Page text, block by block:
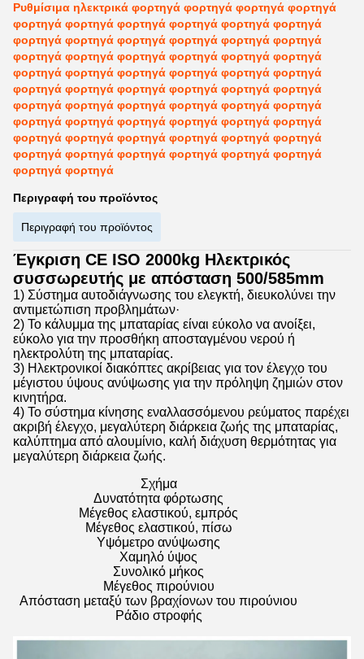
Ρυθμίσιμα ηλεκτρικά φορτηγά φορτηγά φορτηγά φορτηγά
φορτηγά φορτηγά φορτηγά φορτηγά φορτηγά φορτηγά
φορτηγά φορτηγά φορτηγά φορτηγά φορτηγά φορτηγά
φορτηγά φορτηγά φορτηγά φορτηγά φορτηγά φορτηγά
φορτηγά φορτηγά φορτηγά φορτηγά φορτηγά φορτηγά
φορτηγά φορτηγά φορτηγά φορτηγά φορτηγά φορτηγά
φορτηγά φορτηγά φορτηγά φορτηγά φορτηγά φορτηγά
φορτηγά φορτηγά φορτηγά φορτηγά φορτηγά φορτηγά
φορτηγά φορτηγά φορτηγά φορτηγά φορτηγά φορτηγά
φορτηγά φορτηγά φορτηγά φορτηγά φορτηγά φορτηγά
φορτηγά φορτηγά
Περιγραφή του προϊόντος
Περιγραφή του προϊόντος
Έγκριση CE ISO 2000kg Ηλεκτρικός
συσσωρευτής με απόσταση 500/585mm
1) Σύστημα αυτοδιάγνωσης του ελεγκτή, διευκολύνει την
αντιμετώπιση προβλημάτων·
2) Το κάλυμμα της μπαταρίας είναι εύκολο να ανοίξει,
εύκολο για την προσθήκη αποσταγμένου νερού ή
ηλεκτρολύτη της μπαταρίας.
3) Ηλεκτρονικοί διακόπτες ακρίβειας για τον έλεγχο του
μέγιστου ύψους ανύψωσης για την πρόληψη ζημιών στον
κινητήρα.
4) Το σύστημα κίνησης εναλλασσόμενου ρεύματος παρέχει
ακριβή έλεγχο, μεγαλύτερη διάρκεια ζωής της μπαταρίας,
καλύπτημα από αλουμίνιο, καλή διάχυση θερμότητας για
μεγαλύτερη διάρκεια ζωής.
Σχήμα
Δυνατότητα φόρτωσης
Μέγεθος ελαστικού, εμπρός
Μέγεθος ελαστικού, πίσω
Υψόμετρο ανύψωσης
Χαμηλό ύψος
Συνολικό μήκος
Μέγεθος πιρούνιου
Απόσταση μεταξύ των βραχίονων του πιρούνιου
Ράδιο στροφής